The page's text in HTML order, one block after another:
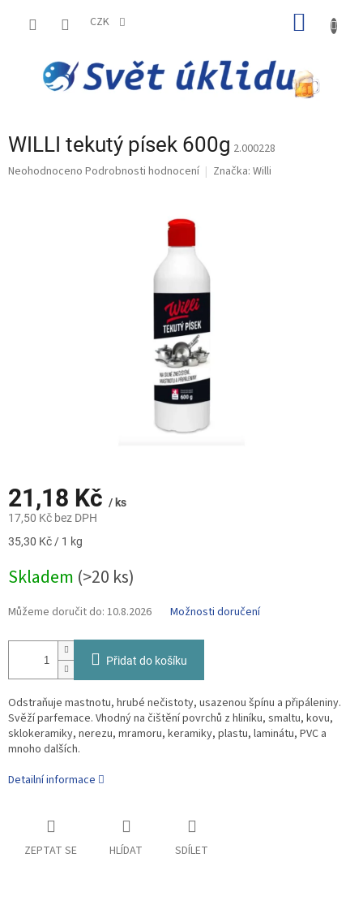
CZK
WILLI tekutý písek 600g 2.000228
Průměrné
Neohodnoceno Podrobnosti hodnocení Značka: Willi
21,18 Kč / ks
17,50 Kč bez DPH
Měrná
35,30 Kč / 1 kg
Skladem (>20 ks)
Můžeme doručit do: 10.8.2026 Možnosti doručení
Přidat do košíku
Odstraňuje mastnotu, hrubé nečistoty, usazenou špínu a připáleniny.
Svěží parfemace. Vhodný na čištění povrchů z hliníku, smaltu, kovu,
sklokeramiky, nerezu, mramoru, keramiky, plastu, laminátu, PVC a
mnoho dalších.
Detailní informace
ZEPTAT SE HLÍDAT SDÍLET